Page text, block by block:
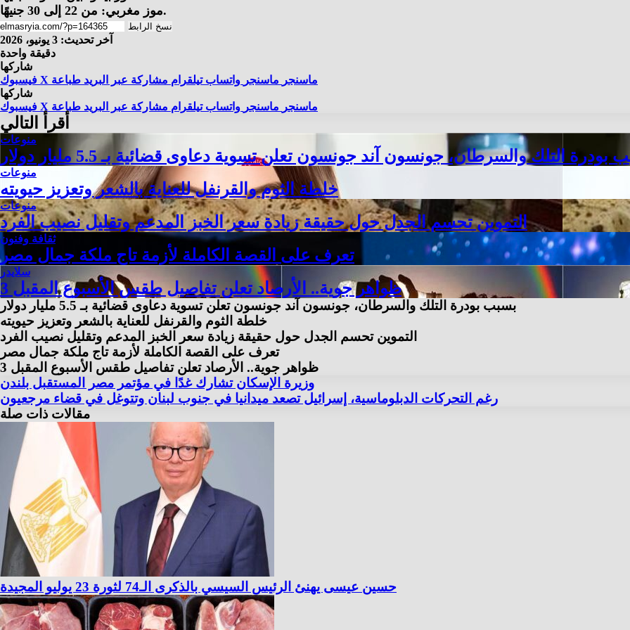
موز مغربي: من 22 إلى 30 جنيهًا.
نسخ الرابط
آخر تحديث: 3 يونيو، 2026
دقيقة واحدة
شاركها
فيسبوك X ماسنجر ماسنجر واتساب تيلقرام مشاركة عبر البريد طباعة
شاركها
فيسبوك X ماسنجر ماسنجر واتساب تيلقرام مشاركة عبر البريد طباعة
أقرأ التالي
منوعات
بودرة التلك والسرطان، جونسون آند جونسون تعلن تسوية دعاوى قضائية بـ 5.5 مليار دولار
منوعات
خلطة الثوم والقرنفل للعناية بالشعر وتعزيز حيويته
منوعات
التموين تحسم الجدل حول حقيقة زيادة سعر الخبز المدعم وتقليل نصيب الفرد
ثقافة وفنون
تعرف على القصة الكاملة لأزمة تاج ملكة جمال مصر
سلايدر
3 ظواهر جوية.. الأرصاد تعلن تفاصيل طقس الأسبوع المقبل
بسبب بودرة التلك والسرطان، جونسون آند جونسون تعلن تسوية دعاوى قضائية بـ 5.5 مليار دولار
خلطة الثوم والقرنفل للعناية بالشعر وتعزيز حيويته
التموين تحسم الجدل حول حقيقة زيادة سعر الخبز المدعم وتقليل نصيب الفرد
تعرف على القصة الكاملة لأزمة تاج ملكة جمال مصر
3 ظواهر جوية.. الأرصاد تعلن تفاصيل طقس الأسبوع المقبل
وزيرة الإسكان تشارك غدًا في مؤتمر مصر المستقبل بلندن
رغم التحركات الدبلوماسية، إسرائيل تصعد ميدانيا في جنوب لبنان وتتوغل في قضاء مرجعيون
مقالات ذات صلة
حسين عيسى يهنئ الرئيس السيسي بالذكرى الـ74 لثورة 23 يوليو المجيدة